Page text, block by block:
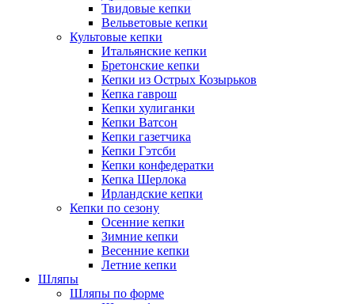
Твидовые кепки
Вельветовые кепки
Культовые кепки
Итальянские кепки
Бретонские кепки
Кепки из Острых Козырьков
Кепка гаврош
Кепки хулиганки
Кепки Ватсон
Кепки газетчика
Кепки Гэтсби
Кепки конфедератки
Кепка Шерлока
Ирландские кепки
Кепки по сезону
Осенние кепки
Зимние кепки
Весенние кепки
Летние кепки
Шляпы
Шляпы по форме